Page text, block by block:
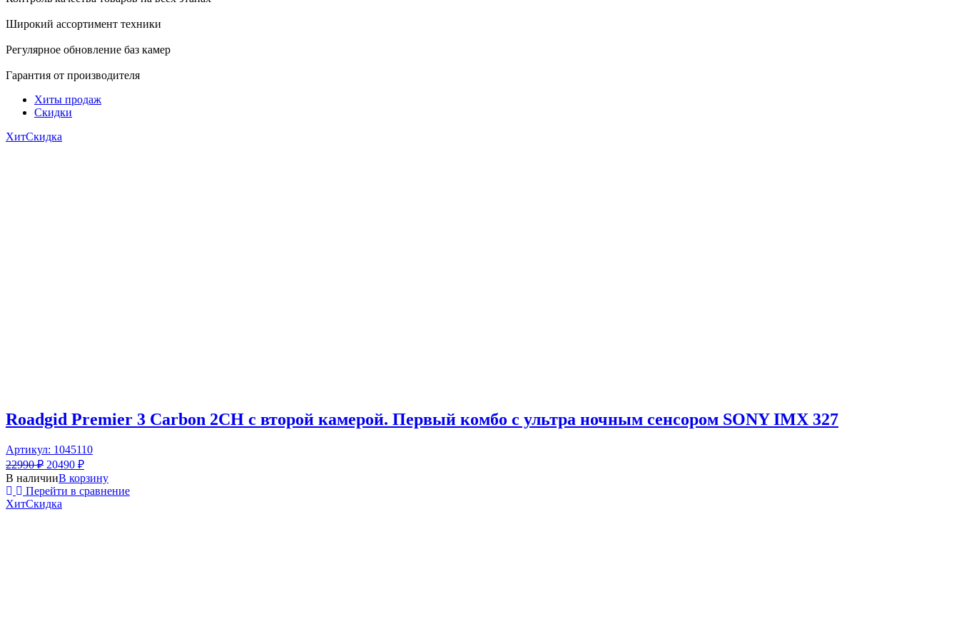
Широкий ассортимент техники
Регулярное обновление баз камер
Гарантия от производителя
Хиты продаж
Скидки
ХитСкидка
Roadgid Premier 3 Carbon 2CH с второй камерой. Первый комбо с ультра ночным сенсором SONY IMX 327
Артикул: 1045110
22990₽ 20490 ₽
В наличииВ корзину
Перейти в сравнение
ХитСкидка